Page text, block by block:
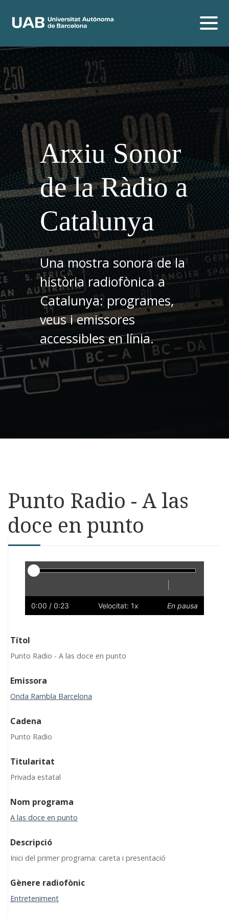
Arxiu Sonor
de la Ràdio a
Catalunya
Una mostra sonora de la
història radiofònica a
Catalunya: programes,
veus i emissores
accessibles en línia.
Punto Radio - A las
doce en punto
Reproductor
Lent
0:00 / 0:23 Velocitat: 1x En pausa
Títol
Punto Radio - A las doce en punto
Emissora
Onda Rambla Barcelona
Cadena
Punto Radio
Titularitat
Privada estatal
Nom programa
A las doce en punto
Descripció
Inici del primer programa: careta i presentació
Gènere radiofònic
Entreteniment